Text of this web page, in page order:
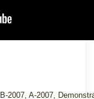
2007, A-2007,